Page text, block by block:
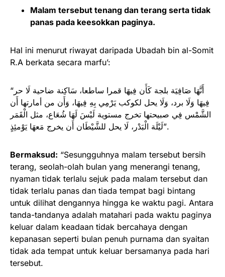
Malam tersebut tenang dan terang serta tidak
panas pada keesokkan paginya.
Hal ini menurut riwayat daripada Ubadah bin al-Somit
R.A berkata secara marfu’:
“أَنَّهَا صَافِيَة بلجة كَأَن فِيهَا قمرا ساطعا، سَاكِنة ضاحية لَا حر
فِيهَا وَلَا برد، وَلَا يحل لكوكب يَرْمِي بِهِ فِيهَا، وَأَن من أمارتها أَن
الشَّمْس فِي صبيحتها تخرج مستوية لَيْسَ لَهَا شُعَاع، مثل الْقَمَر
لَيْلَة الْبَدْر، لَا يحل للشَّيْطَان أَن يخرج مَعهَا يَوْمئِذٍ”.
Bermaksud: “Sesungguhnya malam tersebut bersih
terang, seolah-olah bulan yang menerangi tenang,
nyaman tidak terlalu sejuk pada malam tersebut dan
tidak terlalu panas dan tiada tempat bagi bintang
untuk dilihat dengannya hingga ke waktu pagi. Antara
tanda-tandanya adalah matahari pada waktu paginya
keluar dalam keadaan tidak bercahaya dengan
kepanasan seperti bulan penuh purnama dan syaitan
tidak ada tempat untuk keluar bersamanya pada hari
tersebut.